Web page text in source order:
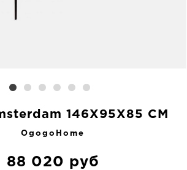
146X95X85 CM
OgogoHome
88 020 руб